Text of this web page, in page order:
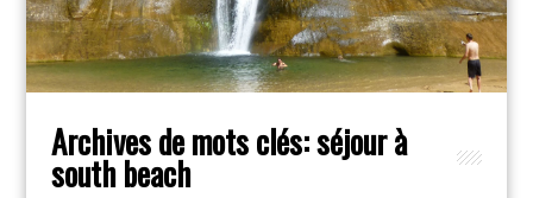
Archives de mots clés:séjour à
south beach